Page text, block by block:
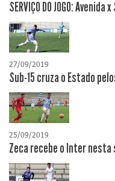
SERVIÇO DO JOGO: Avenida
27/09/2019
Sub-15 cruza o Estado
25/09/2019
Zeca recebe o Inter nesta